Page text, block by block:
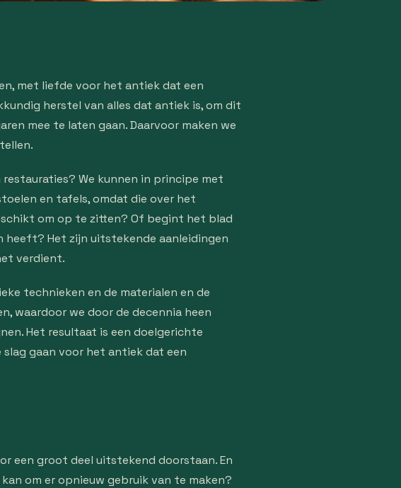
met liefde voor het antiek dat een
herstel van alles dat antiek is, om dit
mee te laten gaan. Daarvoor maken we
We kunnen in principe met
en tafels, omdat die over het
om op te zitten? Of begint het blad
Het zijn uitstekende aanleidingen
verdient.
technieken en de materialen en de
waardoor we door de decennia heen
Het resultaat is een doelgerichte
gaan voor het antiek dat een
een groot deel uitstekend doorstaan. En
om er opnieuw gebruik van te maken?